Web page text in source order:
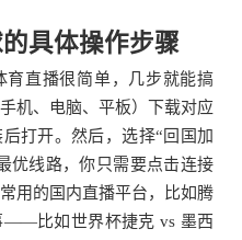
具体操作步骤
育直播很简单，几步就能搞
机、电脑、平板）下载对应
打开。然后，选择“回国加
优线路，你只需要点击连接
用的国内直播平台，比如腾
——比如世界杯捷克 vs 墨西